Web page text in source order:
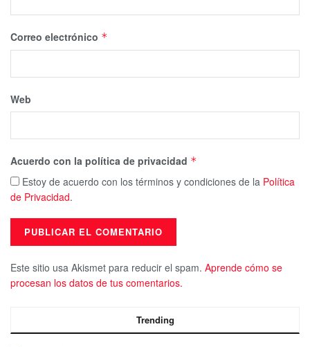
Correo electrónico *
Web
Acuerdo con la política de privacidad *
Estoy de acuerdo con los términos y condiciones de la Política
de Privacidad.
Este sitio usa Akismet para reducir el spam. Aprende cómo se
procesan los datos de tus comentarios.
Trending